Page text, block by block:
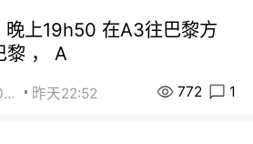
上19h50 在A3往巴黎方
黎 ， A
街友84710671 昨天22:52 772 1